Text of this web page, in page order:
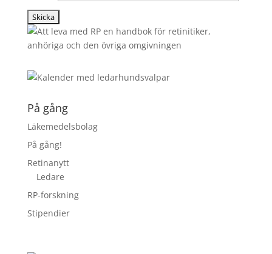
På gång
Läkemedelsbolag
På gång!
Retinanytt
Ledare
RP-forskning
Stipendier